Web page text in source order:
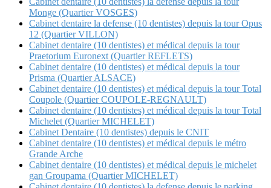
Monge (Quartier VOSGES)
Cabinet dentaire la defense (10 dentistes) depuis la tour Opus
12 (Quartier VILLON)
Cabinet dentaire (10 dentistes) et médical depuis la tour
Praetorium Euronext (Quartier REFLETS)
Cabinet dentaire (10 dentistes) et médical depuis la tour
Prisma (Quartier ALSACE)
Cabinet dentaire (10 dentistes) et médical depuis la tour Total
Coupole (Quartier COUPOLE-REGNAULT)
Cabinet dentaire (10 dentistes) et médical depuis la tour Total
Michelet (Quartier MICHELET)
Cabinet Dentaire (10 dentistes) depuis le CNIT
Cabinet dentaire (10 dentistes) et médical depuis le métro
Grande Arche
Cabinet dentaire (10 dentistes) et médical depuis le michelet
gan Groupama (Quartier MICHELET)